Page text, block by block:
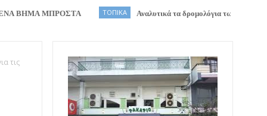
ΜΠΡΟΣΤΑ ΤΟΠΙΚΑ Αναλυτικά τα δρομολόγια των Κινητών
τις